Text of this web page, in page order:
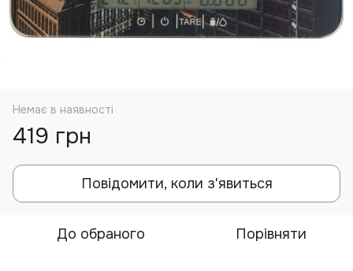
Немає в наявності
419 грн
Повідомити, коли з'явиться
До обраного Порівняти